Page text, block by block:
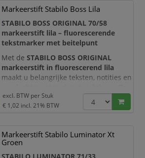
onderliggende tekst goed leesbaar
blijft.
Deze markeerstift combineert de
vertrouwde kwaliteit van de STABILO B
Markeerstift Stabilo Boss Lila
STABILO BOSS ORIGINAL 70/58
markeerstift lila – fluorescerende
tekstmarker met beitelpunt
Met deSTABILO BOSS ORIGINAL
markeerstift in fluorescerend lila
maakt u belangrijke teksten, notities en
opvallende lilakleur is ideaal voor
kleurcodering en helpt u informatie
documenten.
excl. BTW per Stuk
€ 1,02 incl. 21% BTW
Markeerstift Stabilo Luminator Xt
Groen